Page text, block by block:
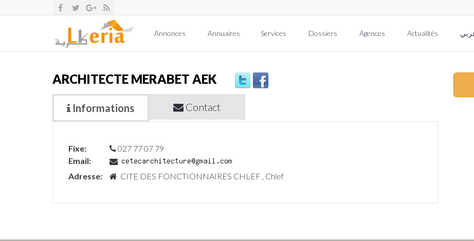
Annonces Annuaires Services Dossiers Agences Actualités
ARCHITECTE MERABET AEK
Informations Contact
Fixe:
027 77 07 79
Email:
Adresse:
CITE DES FONCTIONNAIRES CHLEF , Chlef